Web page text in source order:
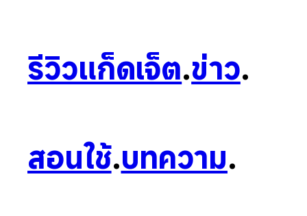
รีวิวแก็ดเจ็ต.ข่าว.
สอนใช้.บทความ.